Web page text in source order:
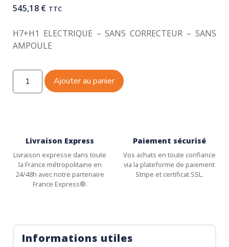
545,18 € TTC
H7+H1 ELECTRIQUE – SANS CORRECTEUR – SANS
AMPOULE
Ajouter au panier
Livraison Express
Livraison expresse dans toute
la France métropolitaine en
24/48h avec notre partenaire
France Express®.
Paiement sécurisé
Vos achats en toute confiance
via la plateforme de paiement
Stripe et certificat SSL.
Informations utiles